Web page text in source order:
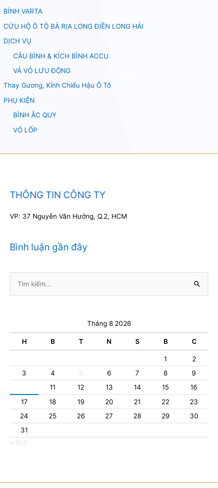
BÌNH VARTA
CỨU HỘ Ô TÔ BÀ RỊA LONG ĐIỀN LONG HẢI
DỊCH VỤ
CÂU BÌNH & KÍCH BÌNH ACCU
VÁ VỎ LƯU ĐỘNG
Thay Gương, Kính Chiếu Hậu Ô Tô
PHỤ KIỆN
BÌNH ẮC QUY
VỎ LỐP
THÔNG TIN CÔNG TY
VP: 37 Nguyễn Văn Hưởng, Q.2, HCM
Bình luận gần đây
kiếm:
Tháng 8 2026
H B T N S B C
1
2
3
4 5 6 7 8
9
11 12 13 14 15
16
17
18 19 20 21 22
23
24
25 26 27 28 29
30
31
« Th7